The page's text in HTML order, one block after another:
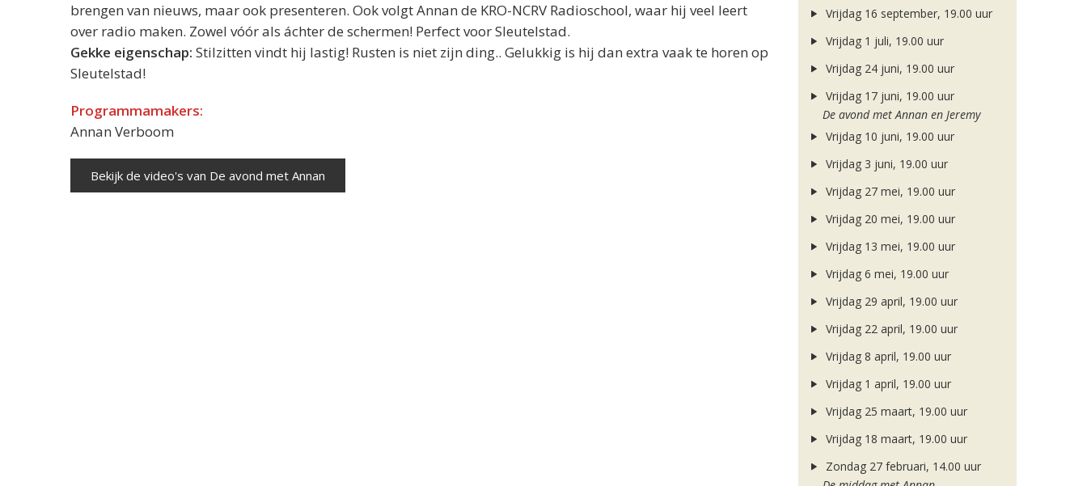
brengen van nieuws, maar ook presenteren. Ook volgt Annan de KRO-NCRV Radioschool, waar hij veel leert
over radio maken. Zowel vóór als áchter de schermen! Perfect voor Sleutelstad.
Gekke eigenschap: Stilzitten vindt hij lastig! Rusten is niet zijn ding.. Gelukkig is hij dan extra vaak te horen op
Sleutelstad!
Programmamakers:
Annan Verboom
Bekijk de video's van De avond met Annan
Vrijdag 16 september, 19.00 uur
Vrijdag 1 juli, 19.00 uur
Vrijdag 24 juni, 19.00 uur
Vrijdag 17 juni, 19.00 uur
De avond met Annan en Jeremy
Vrijdag 10 juni, 19.00 uur
Vrijdag 3 juni, 19.00 uur
Vrijdag 27 mei, 19.00 uur
Vrijdag 20 mei, 19.00 uur
Vrijdag 13 mei, 19.00 uur
Vrijdag 6 mei, 19.00 uur
Vrijdag 29 april, 19.00 uur
Vrijdag 22 april, 19.00 uur
Vrijdag 8 april, 19.00 uur
Vrijdag 1 april, 19.00 uur
Vrijdag 25 maart, 19.00 uur
Vrijdag 18 maart, 19.00 uur
Zondag 27 februari, 14.00 uur